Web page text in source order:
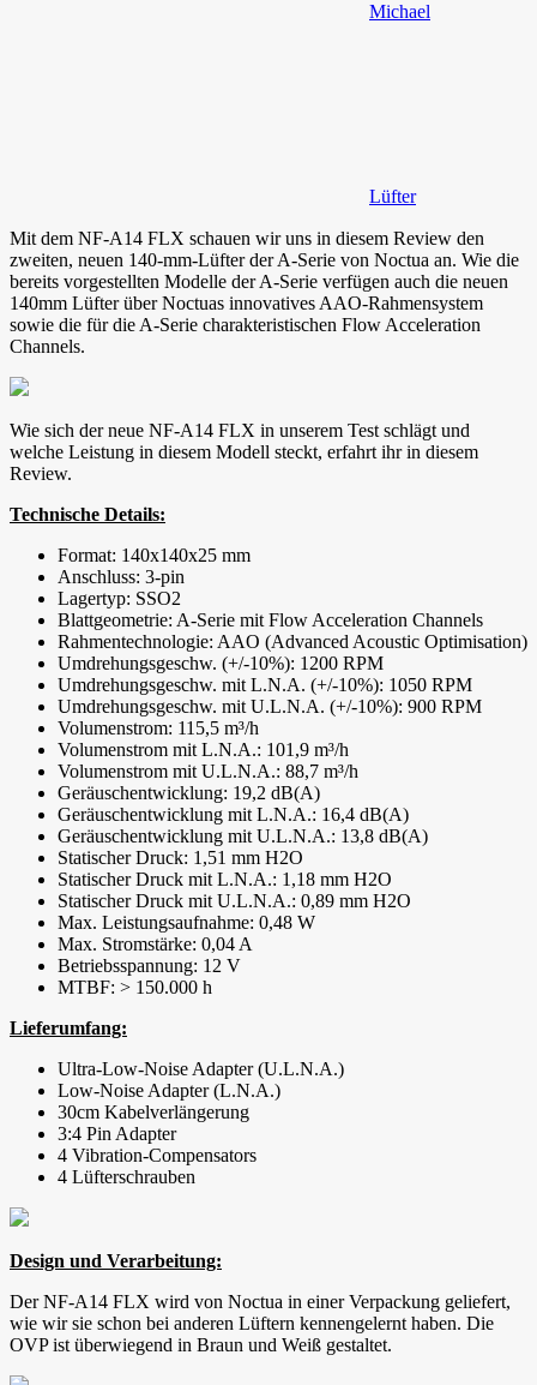
Michael
Lüfter
Mit dem NF-A14 FLX schauen wir uns in diesem Review den
zweiten, neuen 140-mm-Lüfter der A-Serie von Noctua an. Wie die
bereits vorgestellten Modelle der A-Serie verfügen auch die neuen
140mm Lüfter über Noctuas innovatives AAO-Rahmensystem
sowie die für die A-Serie charakteristischen Flow Acceleration
Channels.
Wie sich der neue NF-A14 FLX in unserem Test schlägt und
welche Leistung in diesem Modell steckt, erfahrt ihr in diesem
Review.
Technische Details:
Format: 140x140x25 mm
Anschluss: 3-pin
Lagertyp: SSO2
Blattgeometrie: A-Serie mit Flow Acceleration Channels
Rahmentechnologie: AAO (Advanced Acoustic Optimisation)
Umdrehungsgeschw. (+/-10%): 1200 RPM
Umdrehungsgeschw. mit L.N.A. (+/-10%): 1050 RPM
Umdrehungsgeschw. mit U.L.N.A. (+/-10%): 900 RPM
Volumenstrom: 115,5 m³/h
Volumenstrom mit L.N.A.: 101,9 m³/h
Volumenstrom mit U.L.N.A.: 88,7 m³/h
Geräuschentwicklung: 19,2 dB(A)
Geräuschentwicklung mit L.N.A.: 16,4 dB(A)
Geräuschentwicklung mit U.L.N.A.: 13,8 dB(A)
Statischer Druck: 1,51 mm H2O
Statischer Druck mit L.N.A.: 1,18 mm H2O
Statischer Druck mit U.L.N.A.: 0,89 mm H2O
Max. Leistungsaufnahme: 0,48 W
Max. Stromstärke: 0,04 A
Betriebsspannung: 12 V
MTBF: > 150.000 h
Lieferumfang:
Ultra-Low-Noise Adapter (U.L.N.A.)
Low-Noise Adapter (L.N.A.)
30cm Kabelverlängerung
3:4 Pin Adapter
4 Vibration-Compensators
4 Lüfterschrauben
Design und Verarbeitung:
Der NF-A14 FLX wird von Noctua in einer Verpackung geliefert,
wie wir sie schon bei anderen Lüftern kennengelernt haben. Die
OVP ist überwiegend in Braun und Weiß gestaltet.